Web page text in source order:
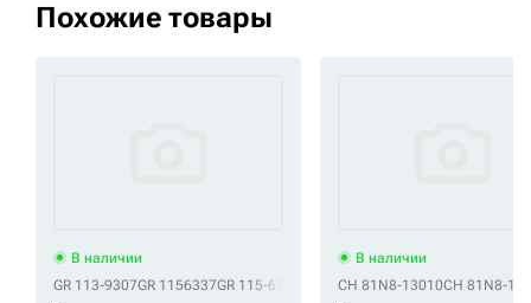
Похожие товары
В наличии
GR 113-9307GR 1156337GR 115-6337 GR CR5786
В наличии
CH 81N8-13010CH 81N8-